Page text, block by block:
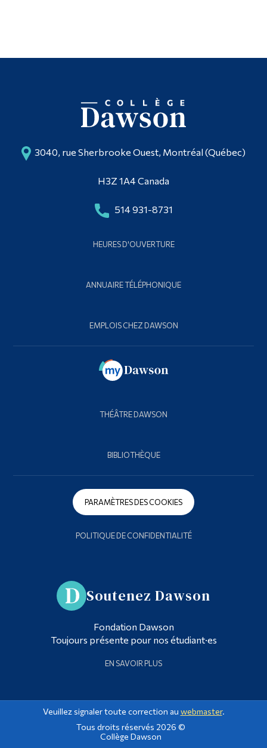
3040, rue Sherbrooke Ouest, Montréal (Québec)
H3Z 1A4 Canada
514 931-8731
HEURES D'OUVERTURE
ANNUAIRE TÉLÉPHONIQUE
EMPLOIS CHEZ DAWSON
THÉÂTRE DAWSON
BIBLIOTHÈQUE
PARAMÈTRES DES COOKIES
POLITIQUE DE CONFIDENTIALITÉ
Soutenez Dawson
Fondation Dawson
Toujours présente pour nos étudiant·es
EN SAVOIR PLUS
Veuillez signaler toute correction au webmaster.
Tous droits réservés 2026 ©
Collège Dawson